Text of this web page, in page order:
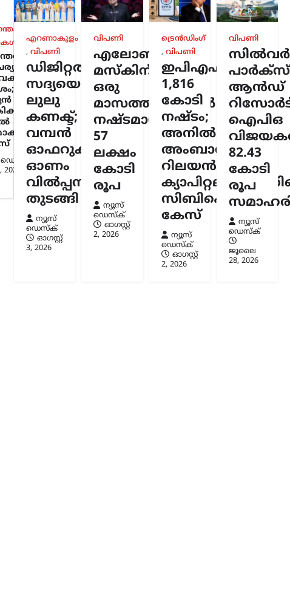
ഡെസ്ക്
എറണാകുളം
,വിപണി
ഡിജിറ്റൽ
സദ്യയൊരുക്കി
ലുലു
കണക്ട്;
വമ്പൻ
ഓഫറുകളുമായി
ഓണം
വിൽപ്പന
തുടങ്ങി
ന്യൂസ്
ഡെസ്ക്
ഓഗസ്റ്റ്‌
3, 2026
വിപണി
എലോൺ
മസ്കിന്
ഒരു
മാസത്തിനുള്ളിൽ
നഷ്ടമായത്
57
ലക്ഷം
കോടി
രൂപ
ന്യൂസ്
ഡെസ്ക്
ഓഗസ്റ്റ്‌
2, 2026
ട്രെൻഡിംഗ്
, വിപണി
ഇപിഎഫ്ഒയ്ക്ക്
1,816
കോടി
നഷ്ടം;
അനിൽ
അംബാനിക്കും
റിലയൻസ്
സിബിഐ
കേസ്
ന്യൂസ്
ഡെസ്ക്
ഓഗസ്റ്റ്‌
2, 2026
വിപണി
പാർക്സ്
ആൻഡ്
ഐപിഒ
82.43
കോടി
രൂപ
ന്യൂസ്
ഡെസ്ക്
ജൂലൈ
28, 2026